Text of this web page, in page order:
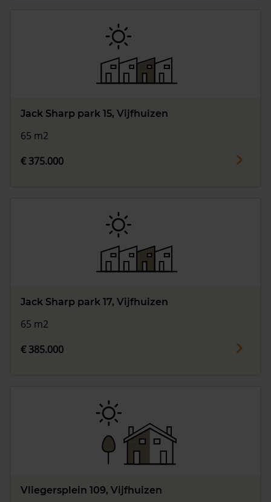
Jack Sharp park 15, Vijfhuizen
65 m2
€ 375.000
Jack Sharp park 17, Vijfhuizen
65 m2
€ 385.000
Vliegersplein 109, Vijfhuizen